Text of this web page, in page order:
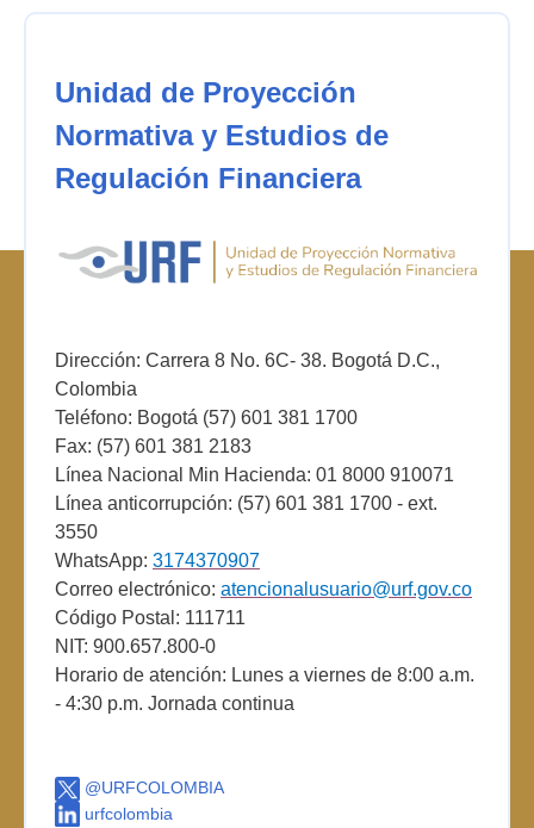
Unidad de Proyección
Normativa y Estudios de
Regulación Financiera
Dirección: Carrera 8 No. 6C- 38. Bogotá D.C.,
Colombia
Teléfono: Bogotá (57) 601 381 1700
Fax: (57) 601 381 2183
Línea Nacional Min Hacienda: 01 8000 910071
Línea anticorrupción: (57) 601 381 1700 - ext.
3550
WhatsApp: 3174370907
Correo electrónico: atencionalusuario@urf.gov.co
Código Postal: 111711
NIT: 900.657.800-0
Horario de atención: Lunes a viernes de 8:00 a.m.
- 4:30 p.m. Jornada continua
@URFCOLOMBIA
urfcolombia